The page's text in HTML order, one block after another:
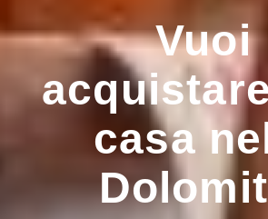
Vuoi
casa